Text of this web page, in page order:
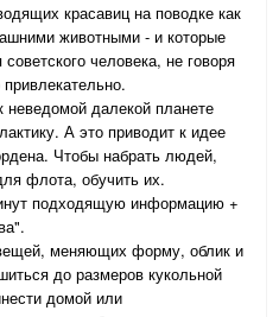
красавиц на поводке как
животными - и которые
человека, не говоря
далекой планете
А это приводит к идее
Чтобы набрать людей,
флота, обучить их.
подходящую информацию +
меняющих форму, облик и
до размеров кукольной
домой или